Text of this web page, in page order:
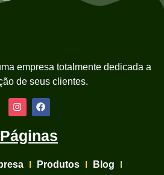
empresa totalmente dedicada a
de seus clientes.
Páginas
Produtos
Blog